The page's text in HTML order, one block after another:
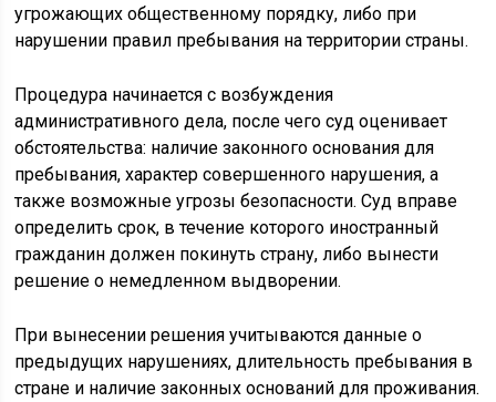
угрожающих общественному порядку, либо при
нарушении правил пребывания на территории страны.
Процедура начинается с возбуждения
административного дела, после чего суд оценивает
обстоятельства: наличие законного основания для
пребывания, характер совершенного нарушения, а
также возможные угрозы безопасности. Суд вправе
определить срок, в течение которого иностранный
гражданин должен покинуть страну, либо вынести
решение о немедленном выдворении.
При вынесении решения учитываются данные о
предыдущих нарушениях, длительность пребывания в
стране и наличие законных оснований для проживания.